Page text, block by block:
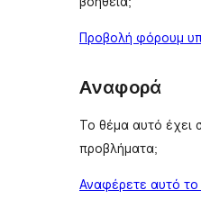
Προβολή φόρουμ
Αναφορά
Το θέμα αυτό έχει
προβλήματα;
Αναφέρετε αυτό